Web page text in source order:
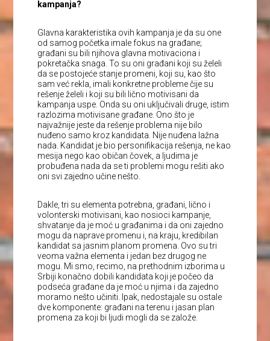
kampanja?
Glavna karakteristika ovih kampanja je da su one
od samog početka imale fokus na građane;
građani su bili njihova glavna motivaciona i
pokretačka snaga. To su oni građani koji su želeli
da se postojeće stanje promeni, koji su, kao što
sam već rekla, imali konkretne probleme čije su
rešenje želeli i koji su bili lično motivisani da
kampanja uspe. Onda su oni uključivali druge, istim
razlozima motivisane građane. Ono što je
najvažnije jeste da rešenje problema nije bilo
nuđeno samo kroz kandidata. Nije nuđena lažna
nada. Kandidat je bio personifikacija rešenja, ne kao
mesija nego kao običan čovek, a ljudima je
probuđena nada da se ti problemi mogu rešiti ako
oni svi zajedno učine nešto.
Dakle, tri su elementa potrebna, građani, lično i
volonterski motivisani, kao nosioci kampanje,
shvatanje da je moć u građanima i da oni zajedno
mogu da naprave promenu i, na kraju, kredibilan
kandidat sa jasnim planom promena. Ovo su tri
veoma važna elementa i jedan bez drugog ne
mogu. Mi smo, recimo, na prethodnim izborima u
Srbiji konačno dobili kandidata koji je počeo da
podseća građane da je moć u njima i da zajedno
moramo nešto učiniti. Ipak, nedostajale su ostale
dve komponente: građani na terenu i jasan plan
promena za koji bi ljudi mogli da se založe.